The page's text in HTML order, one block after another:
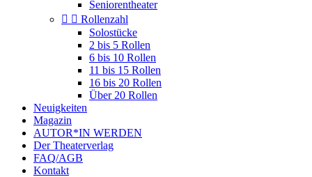
Seniorentheater
  Rollenzahl
Solostücke
2 bis 5 Rollen
6 bis 10 Rollen
11 bis 15 Rollen
16 bis 20 Rollen
Über 20 Rollen
Neuigkeiten
Magazin
AUTOR*IN WERDEN
Der Theaterverlag
FAQ/AGB
Kontakt